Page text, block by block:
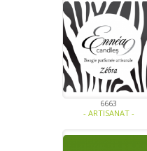
6663
- ARTISANAT -